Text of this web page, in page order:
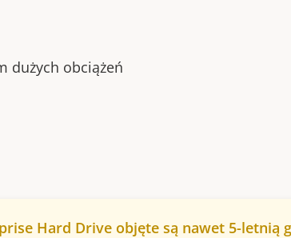
dużych obciążeń
Hard Drive objęte są nawet 5-letnią